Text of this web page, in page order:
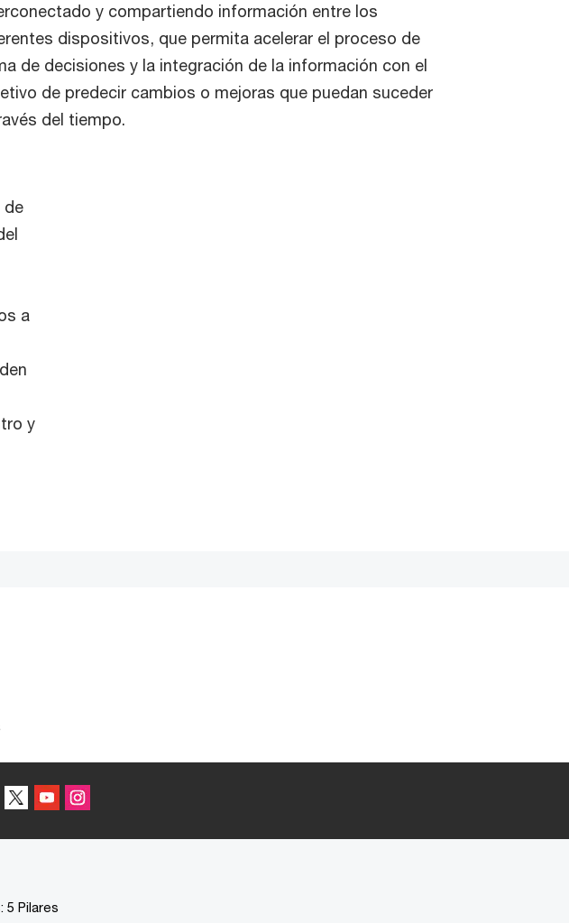
y compartiendo información entre los
dispositivos, que permita acelerar el proceso de
de decisiones y la integración de la información con el
de predecir cambios o mejoras que puedan suceder
del tiempo.
de
a
y
5 Pilares